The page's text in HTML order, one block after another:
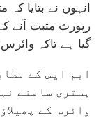
انہوں نے بتایا
رپورٹ مثبت آنے
گیا ہے تاکہ
ایم ایس کے
ہسٹری سامنے
وائرس کے